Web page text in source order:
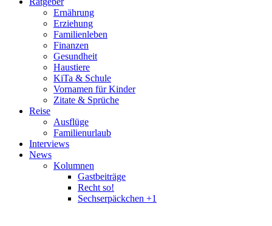
Ernährung
Erziehung
Familienleben
Finanzen
Gesundheit
Haustiere
KiTa & Schule
Vornamen für Kinder
Zitate & Sprüche
Reise
Ausflüge
Familienurlaub
Interviews
News
Kolumnen
Gastbeiträge
Recht so!
Sechserpäckchen +1